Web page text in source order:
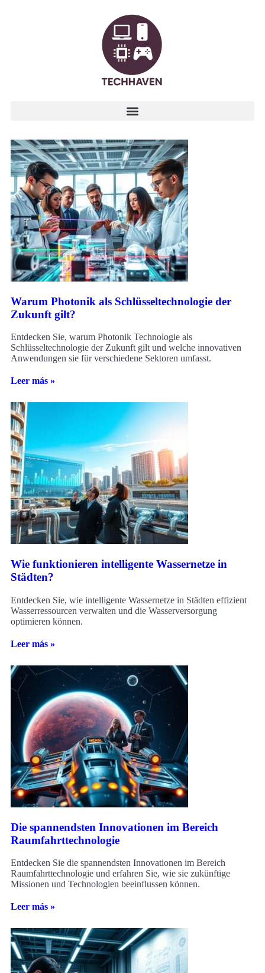
Warum Photonik als Schlüsseltechnologie der
Zukunft gilt?
Entdecken Sie, warum Photonik Technologie als
Schlüsseltechnologie der Zukunft gilt und welche innovativen
Anwendungen sie für verschiedene Sektoren umfasst.
Leer más »
Wie funktionieren intelligente Wassernetze in
Städten?
Entdecken Sie, wie intelligente Wassernetze in Städten effizient
Wasserressourcen verwalten und die Wasserversorgung
optimieren können.
Leer más »
Die spannendsten Innovationen im Bereich
Raumfahrttechnologie
Entdecken Sie die spannendsten Innovationen im Bereich
Raumfahrttechnologie und erfahren Sie, wie sie zukünftige
Missionen und Technologien beeinflussen können.
Leer más »